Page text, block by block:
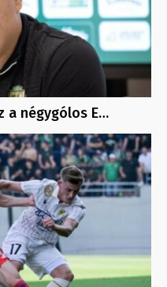
a négygólos E…